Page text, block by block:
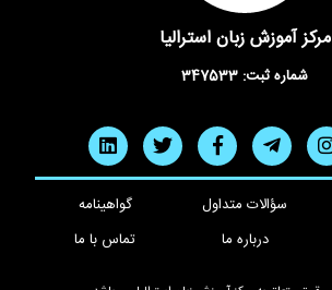
مرکز آموزش زبان استرالیا
شماره ثبت: 347533
سؤالات متداول
گواهینامه
درباره ما تماس با ما